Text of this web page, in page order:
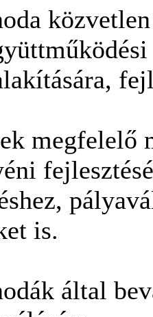
megfelelő
is.
által